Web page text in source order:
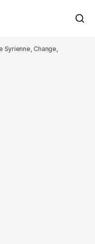
Syrienne, Change,